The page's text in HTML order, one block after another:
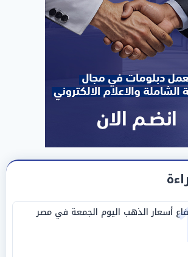
أسعار الذهب اليوم الجمعة في مصر